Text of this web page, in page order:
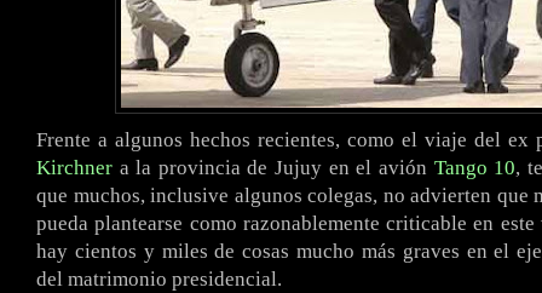
Frente a algunos hechos recientes, como el viaje del ex
Kirchner a la provincia de Jujuy en el avión Tango 10,
que muchos, inclusive algunos colegas, no advierten que
pueda plantearse como razonablemente criticable en este
hay cientos y miles de cosas mucho más graves en el
del matrimonio presidencial.